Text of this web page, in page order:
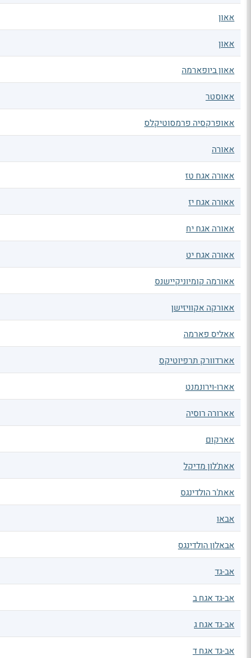
אאון
אאון
אאון ביופארמה
אאוסטר
אאופרקסיה פרמסוטיקלס
אאורה
אאורה אגח טז
אאורה אגח יז
אאורה אגח יח
אאורה אגח יט
אאורמה קומיוניקיישנס
אאורקה אקוויזישן
אאליס פארמה
אארדוורק תרפיוטיקס
אארו-וירונמנט
אארורה רוסיה
אארקום
אאת'לון מדיקל
אאת'ר הולדינגס
אבאו
אבאלון הולדינגס
אב-גד
אב-גד אגח ב
אב-גד אגח ג
אב-גד אגח ד